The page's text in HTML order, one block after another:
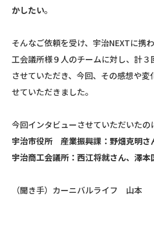
かしたい。
そんなご依頼を受け、宇治NEXTに携
工会議所様９人のチームに対し、計
させていただき、今回、その感想や
せていただきました。
今回インタビューさせていただいたの
宇治市役所 産業振興課： 野畑克明さ
宇治商工会議所： 西江将就さん、澤本
（聞き手）カーニバルライフ 山本